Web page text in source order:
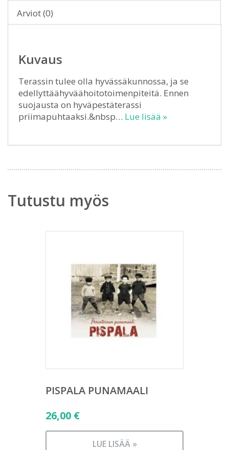
Arviot (0)
Kuvaus
Terassin tulee olla hyvässäkunnossa, ja se
edellyttäähyväähoitotoimenpiteitä. Ennen
suojausta on hyväpestäterassi
priimapuhtaaksi.&nbsp… Lue lisää »
Tutustu myös
PISPALA PUNAMAALI
26,00 €
LUE LISÄÄ »